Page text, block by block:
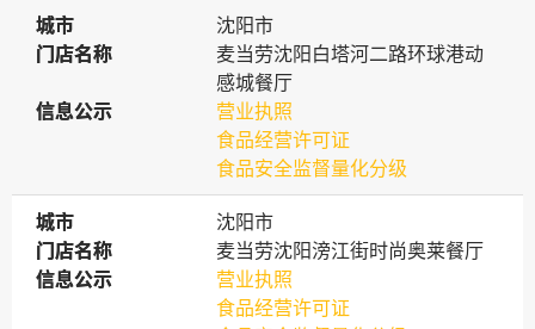
城市
城市
沈阳市
门店名称
门店名称
麦当劳沈阳白塔河二路环球港动
感城餐厅
信息公示
信息公示
营业执照
食品经营许可证
食品安全监督量化分级
城市
城市
沈阳市
门店名称
门店名称
麦当劳沈阳滂江街时尚奥莱餐厅
信息公示
信息公示
营业执照
食品经营许可证